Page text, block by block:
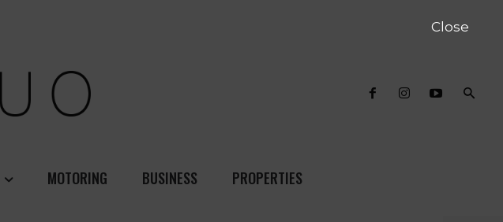
MOTORING BUSINESS PROPERTIES
Close